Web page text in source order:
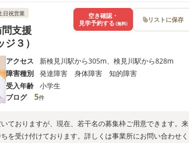
日祝営業
問支援
３）
アクセス
新検見川駅から305m、検見川駅から828m
障害種別
発達障害 身体障害 知的障害
受入年齢
小学生
ブログ
5件
ておりますが、現在、若干名の募集枠ご用意できます。来
を受け付けております。詳しくは事業所にお問い合わせく
空き確認・
見学予約する (無料) リストに保存